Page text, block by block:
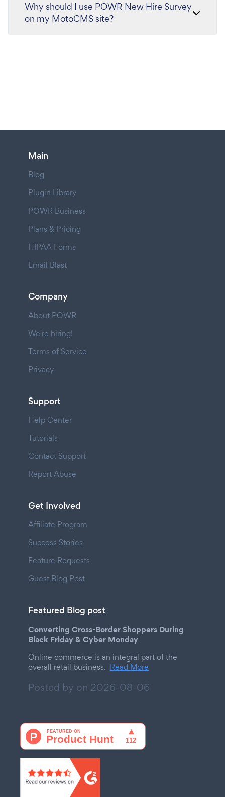
Why should I use POWR New Hire Survey
on my MotoCMS site?
Main
Blog
Plugin Library
POWR Business
Plans & Pricing
HIPAA Forms
Email Blast
Company
About POWR
We're hiring!
Terms of Service
Privacy
Support
Help Center
Tutorials
Contact Support
Report Abuse
Get Involved
Affiliate Program
Success Stories
Feature Requests
Guest Blog Post
Featured Blog post
Converting Cross-Border Shoppers During
Black Friday & Cyber Monday
Online commerce is an integral part of the
overall retail business. Read More
Posted by on 2026-08-06